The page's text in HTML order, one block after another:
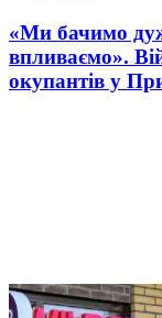
«Ми бачимо
впливаємо».
окупантів у